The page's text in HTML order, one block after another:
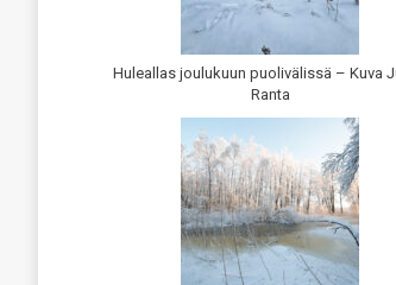
Huleallas joulukuun puolivälissä – Kuva
Ranta